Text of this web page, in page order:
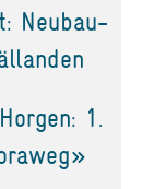
Neubau-
1.